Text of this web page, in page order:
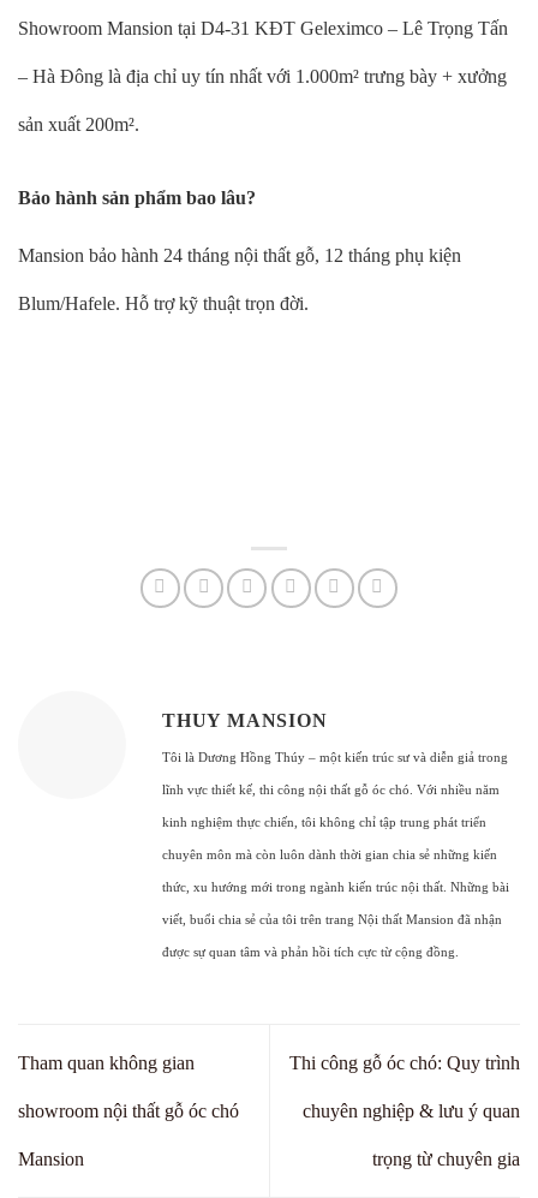
Showroom Mansion tại D4-31 KĐT Geleximco – Lê Trọng Tấn
– Hà Đông là địa chỉ uy tín nhất với 1.000m² trưng bày + xưởng
sản xuất 200m².
Bảo hành sản phẩm bao lâu?
Mansion bảo hành 24 tháng nội thất gỗ, 12 tháng phụ kiện
Blum/Hafele. Hỗ trợ kỹ thuật trọn đời.
THUY MANSION
Tôi là Dương Hồng Thúy – một kiến trúc sư và diễn giả trong
lĩnh vực thiết kế, thi công nội thất gỗ óc chó. Với nhiều năm
kinh nghiệm thực chiến, tôi không chỉ tập trung phát triển
chuyên môn mà còn luôn dành thời gian chia sẻ những kiến
thức, xu hướng mới trong ngành kiến trúc nội thất. Những bài
viết, buổi chia sẻ của tôi trên trang Nội thất Mansion đã nhận
được sự quan tâm và phản hồi tích cực từ cộng đồng.
Tham quan không gian
showroom nội thất gỗ óc chó
Mansion
Thi công gỗ óc chó: Quy trình
chuyên nghiệp & lưu ý quan
trọng từ chuyên gia